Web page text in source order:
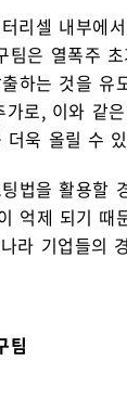
리셀 내부에
은 열폭주
하는 것을 유
로, 이와 같
욱 올릴 수
을 활용할
억제 되기 때
라 기업들의
팀